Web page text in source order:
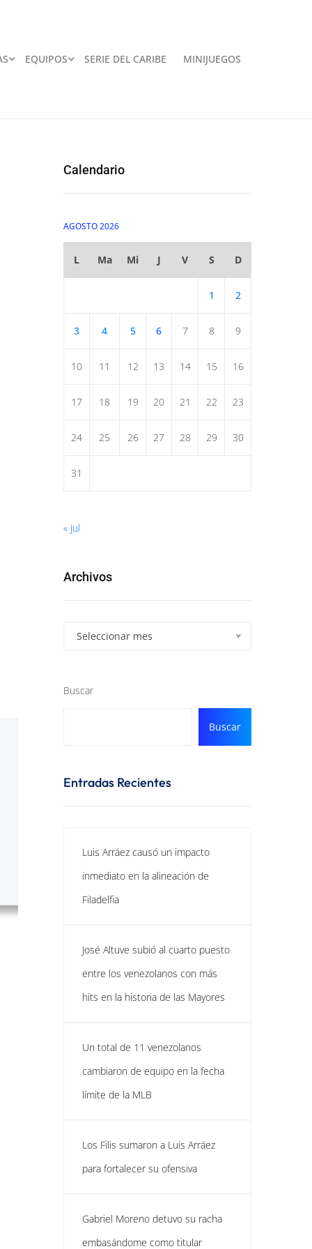
EQUIPOS SERIE DEL CARIBE MINIJUEGOS
Calendario
AGOSTO 2026
L Ma Mi J V S D
1 2
3 4 5 6 7 8 9
10 11 12 13 14 15 16
17 18 19 20 21 22 23
24 25 26 27 28 29 30
31
« Jul
Archivos
Seleccionar mes
Buscar
Buscar
Entradas Recientes
Luis Arráez causó un impacto
inmediato en la alineación de
Filadelfia
José Altuve subió al cuarto puesto
entre los venezolanos con más
hits en la historia de las Mayores
Un total de 11 venezolanos
cambiaron de equipo en la fecha
límite de la MLB
Los Filis sumaron a Luis Arráez
para fortalecer su ofensiva
Gabriel Moreno detuvo su racha
embasándome como titular